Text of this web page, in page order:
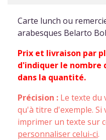
Carte lunch ou
arabesques Belarto
Prix et livraison par
d'indiquer le nombre
dans la quantité.
Précision : Le texte du
qu'à titre d'exemple.
imprimer un texte sur
personnaliser celui-ci.